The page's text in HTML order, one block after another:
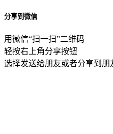
分享到微信
用微信“扫一扫”二维码
轻按右上角分享按钮
选择发送给朋友或者分享到朋